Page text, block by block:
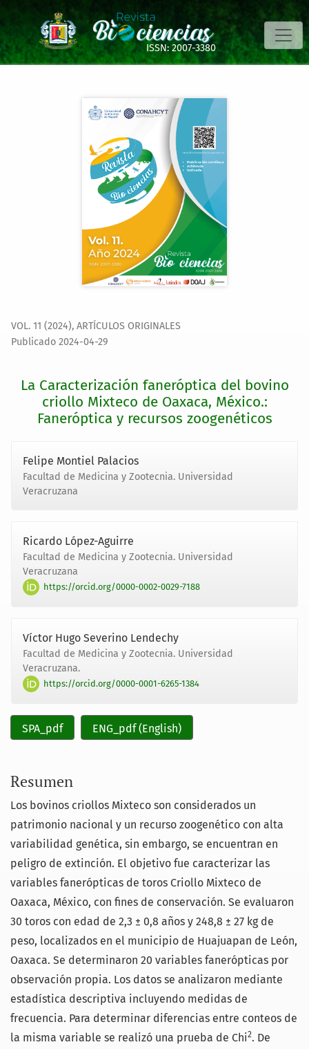
La Caracterización faneróptica del bovino criollo Mixteco
ISSN: 2007-3380
VOL. 11 (2024), ARTÍCULOS ORIGINALES
La Caracterización faneróptica del bovino
criollo Mixteco de Oaxaca, México.:
Faneróptica y recursos zoogenéticos
Publicado 2024-04-29
Felipe Montiel Palacios
Facultad de Medicina y Zootecnia. Universidad
Veracruzana
Ricardo López-Aguirre
Facultad de Medicina y Zootecnia. Universidad
Veracruzana
https://orcid.org/0000-0002-0029-7188
Víctor Hugo Severino Lendechy
Facultad de Medicina y Zootecnia. Universidad
Veracruzana.
https://orcid.org/0000-0001-6265-1384
SPA_pdf ENG_pdf (English)
Resumen
Los bovinos criollos Mixteco son considerados un
patrimonio nacional y un recurso zoogenético con alta
variabilidad genética, sin embargo, se encuentran en
peligro de extinción. El objetivo fue caracterizar las
variables fanerópticas de toros Criollo Mixteco de
Oaxaca, México, con fines de conservación. Se evaluaron
30 toros con edad de 2,3 ± 0,8 años y 248,8 ± 27 kg de
peso, localizados en el municipio de Huajuapan de León,
Oaxaca. Se determinaron 20 variables fanerópticas por
observación propia. Los datos se analizaron mediante
estadística descriptiva incluyendo medidas de
frecuencia. Para determinar diferencias entre conteos de
la misma variable se realizó una prueba de Chi2. De